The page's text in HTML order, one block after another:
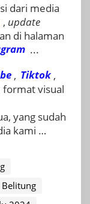
dari media
, update
di halaman
...
, Tiktok ,
visual
yang sudah
kami …
Belitung